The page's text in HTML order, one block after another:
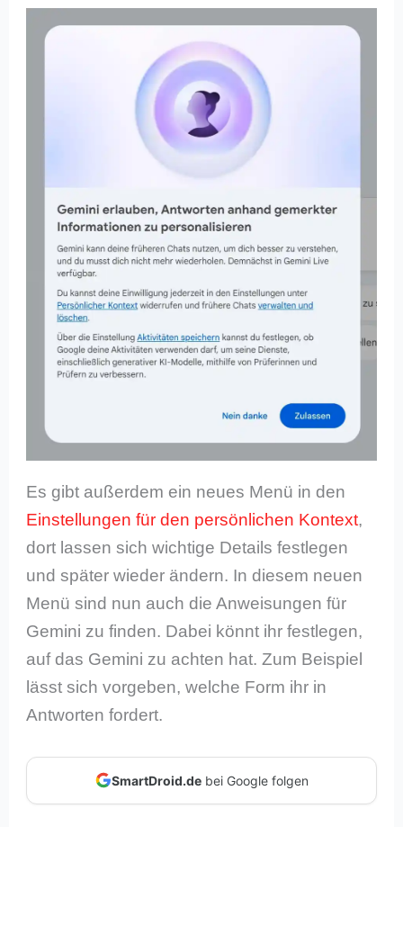
Es gibt außerdem ein neues Menü in den
Einstellungen für den persönlichen Kontext,
dort lassen sich wichtige Details festlegen
und später wieder ändern. In diesem neuen
Menü sind nun auch die Anweisungen für
Gemini zu finden. Dabei könnt ihr festlegen,
auf das Gemini zu achten hat. Zum Beispiel
lässt sich vorgeben, welche Form ihr in
Antworten fordert.
SmartDroid.debei Google folgen